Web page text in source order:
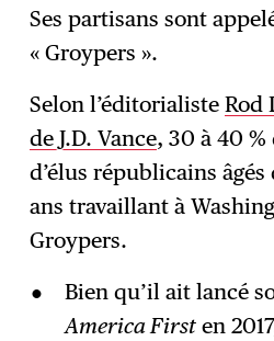
Ses partisans sont
« Groypers ».
Selon l’éditorialisteRod
de J.D. Vance, 30 à 40 %
d’élus républicains
ans travaillant à
Groypers.
Bien qu’il ait lancé
America Firsten